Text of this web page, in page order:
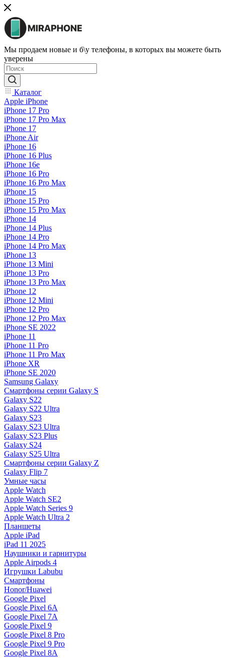
Мы продаем новые и б\у телефоны, в которых вы можете быть
уверены
Каталог
Apple iPhone
iPhone 17 Pro
iPhone 17 Pro Max
iPhone 17
iPhone Air
iPhone 16
iPhone 16 Plus
iPhone 16e
iPhone 16 Pro
iPhone 16 Pro Max
iPhone 15
iPhone 15 Pro
iPhone 15 Pro Max
iPhone 14
iPhone 14 Plus
iPhone 14 Pro
iPhone 14 Pro Max
iPhone 13
iPhone 13 Mini
iPhone 13 Pro
iPhone 13 Pro Max
iPhone 12
iPhone 12 Mini
iPhone 12 Pro
iPhone 12 Pro Max
iPhone SE 2022
iPhone 11
iPhone 11 Pro
iPhone 11 Pro Max
iPhone XR
iPhone SE 2020
Samsung Galaxy
Смартфоны серии Galaxy S
Galaxy S22
Galaxy S22 Ultra
Galaxy S23
Galaxy S23 Ultra
Galaxy S23 Plus
Galaxy S24
Galaxy S25 Ultra
Смартфоны серии Galaxy Z
Galaxy Flip 7
Умные часы
Apple Watch
Apple Watch SE2
Apple Watch Series 9
Apple Watch Ultra 2
Планшеты
Apple iPad
iPad 11 2025
Наушники и гарнитуры
Apple Airpods 4
Игрушки Labubu
Смартфоны
Honor/Huawei
Google Pixel
Google Pixel 6A
Google Pixel 7А
Google Pixel 9
Google Pixel 8 Pro
Google Pixel 9 Pro
Google Pixel 8A